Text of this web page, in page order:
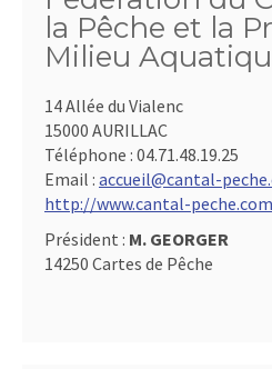
la Pêche et la
Milieu
14 Allée du Vialenc
15000 AURILLAC
Téléphone : 04.71.48.19.25
Email : accueil@cantal-
http://www.cantal-peche.com
Président : M. GEORGER
14250 Cartes de Pêche